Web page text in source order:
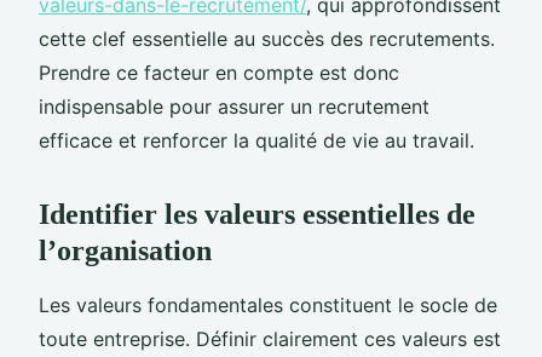
cette clef essentielle au succès des recrutements.
Prendre ce facteur en compte est donc
indispensable pour assurer un recrutement
efficace et renforcer la qualité de vie au travail.
Identifier les valeurs essentielles de
l’organisation
Les valeurs fondamentales constituent le socle de
toute entreprise. Définir clairement ces valeurs est